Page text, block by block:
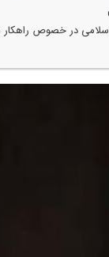
در خصوص راهكار